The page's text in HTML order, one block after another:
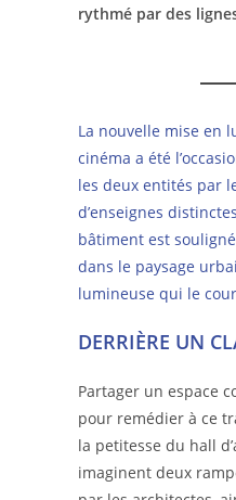
rythmé par des
La nouvelle mise en
cinéma a été
les deux entités par
d’enseignes
bâtiment est
dans le paysage
lumineuse qui le
DERRIÈRE UN
Partager un espace
pour remédier à ce
la petitesse du hall
imaginent deux